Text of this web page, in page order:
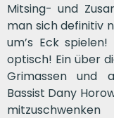
Mitsing- und
man sich definitiv
um’s Eck
optisch! Ein über
Grimassen und
Bassist Dany